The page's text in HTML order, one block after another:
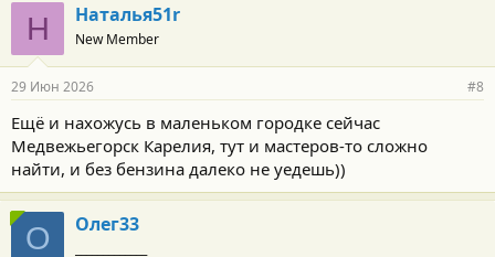
Н Наталья51r
New Member
29 Июн 2026 #8
Ещё и нахожусь в маленьком городке сейчас
Медвежьегорск Карелия, тут и мастеров-то сложно
найти, и без бензина далеко не уедешь))
О Олег33